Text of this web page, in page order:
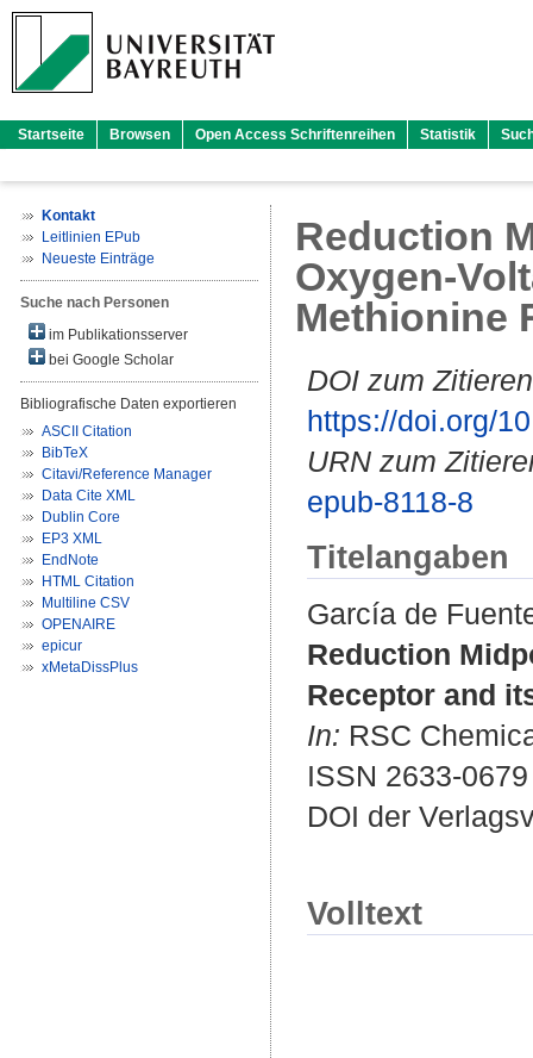
Startseite Browsen Open Access Schriftenreihen Statistik
Kontakt
Leitlinien EPub
Neueste Einträge
Suche nach Personen
im Publikationsserver
bei Google Scholar
Bibliografische Daten exportieren
ASCII Citation
BibTeX
Citavi/Reference Manager
Data Cite XML
Dublin Core
EP3 XML
EndNote
HTML Citation
Multiline CSV
OPENAIRE
epicur
xMetaDissPlus
Reduction
Oxygen-
Methionine
DOI zum
https://doi.org/
URN zum
epub-8118-8
Titelangaben
García de
Reduction
Receptor and
In: RSC
ISSN 2633-0679
DOI der
Volltext